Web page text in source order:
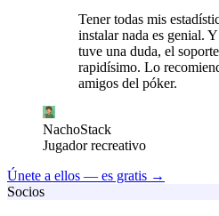
Tener todas mis
instalar nada es genial.
tuve una duda, el
rapidísimo. Lo
amigos del póker.
NachoStack
Jugador recreativo
Únete a ellos — es gratis →
Socios